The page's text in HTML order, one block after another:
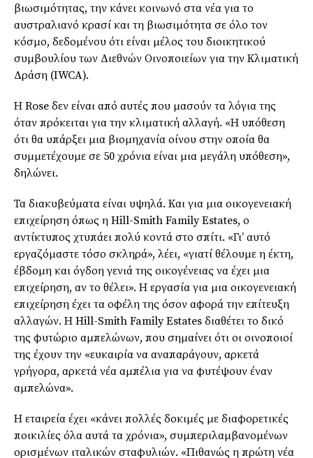
βιωσιμότητας, την κάνει κοινωνό στα νέα για το
αυστραλιανό κρασί και τη βιωσιμότητα σε όλο τον
κόσμο, δεδομένου ότι είναι μέλος του διοικητικού
συμβουλίου των Διεθνών Οινοποιείων για την Κλιματική
Δράση (IWCA).
Η Rose δεν είναι από αυτές που μασούν τα λόγια της
όταν πρόκειται για την κλιματική αλλαγή. «Η υπόθεση
ότι θα υπάρξει μια βιομηχανία οίνου στην οποία θα
συμμετέχουμε σε 50 χρόνια είναι μια μεγάλη υπόθεση»,
δηλώνει.
Τα διακυβεύματα είναι υψηλά. Και για μια οικογενειακή
επιχείρηση όπως η Hill-Smith Family Estates, ο
αντίκτυπος χτυπάει πολύ κοντά στο σπίτι. «Γι’ αυτό
εργαζόμαστε τόσο σκληρά», λέει, «γιατί θέλουμε η έκτη,
έβδομη και όγδοη γενιά της οικογένειας να έχει μια
επιχείρηση, αν το θέλει». Η εργασία για μια οικογενειακή
επιχείρηση έχει τα οφέλη της όσον αφορά την επίτευξη
αλλαγών. Η Hill-Smith Family Estates διαθέτει το δικό
της φυτώριο αμπελώνων, που σημαίνει ότι οι οινοποιοί
της έχουν την «ευκαιρία να αναπαράγουν, αρκετά
γρήγορα, αρκετά νέα αμπέλια για να φυτέψουν έναν
αμπελώνα».
Η εταιρεία έχει «κάνει πολλές δοκιμές με διαφορετικές
ποικιλίες όλα αυτά τα χρόνια», συμπεριλαμβανομένων
ορισμένων ιταλικών σταφυλιών. «Πιθανώς η πρώτη νέα